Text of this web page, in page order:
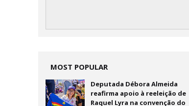
MOST POPULAR
Deputada Débora Almeida
reafirma apoio à reeleição de
Raquel Lyra na convenção do